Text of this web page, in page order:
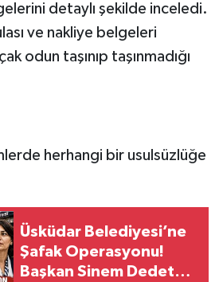
detaylı şekilde inceledi.
ve nakliye belgeleri
odun taşınıp taşınmadığı
herhangi bir usulsüzlüğe
Üsküdar Belediyesi’ne
Şafak Operasyonu!
Başkan Sinem Dedetaş